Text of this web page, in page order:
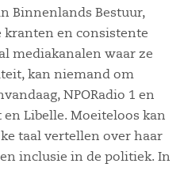
Binnenlands Bestuur,
en consistente
mediakanalen waar ze
kan niemand om
NPORadio 1 en
en Libelle. Moeiteloos kan
taal vertellen over haar
inclusie in de politiek. In